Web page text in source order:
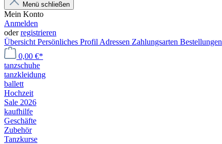
Menü schließen
Mein Konto
Anmelden
oderregistrieren
Übersicht Persönliches Profil Adressen Zahlungsarten Bestellungen
0,00 €*
tanzschuhe
tanzkleidung
ballett
Hochzeit
Sale 2026
kaufhilfe
Geschäfte
Zubehör
Tanzkurse